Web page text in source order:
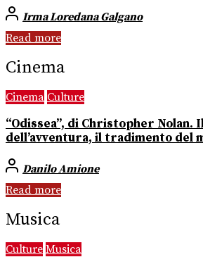
Irma Loredana Galgano
Read more
Cinema
Cinema Culture
“Odissea”, di Christopher Nolan.
dell’avventura, il tradimento del
Danilo Amione
Read more
Musica
Culture Musica